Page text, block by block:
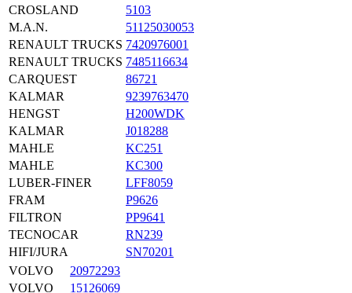
CROSLAND
5103
M.A.N.
51125030053
RENAULT TRUCKS 7420976001
RENAULT TRUCKS 7485116634
CARQUEST
86721
KALMAR
9239763470
HENGST
H200WDK
KALMAR
J018288
MAHLE
KC251
MAHLE
KC300
LUBER-FINER
LFF8059
FRAM
P9626
FILTRON
PP9641
TECNOCAR
RN239
HIFI/JURA
SN70201
VOLVO
20972293
VOLVO
15126069